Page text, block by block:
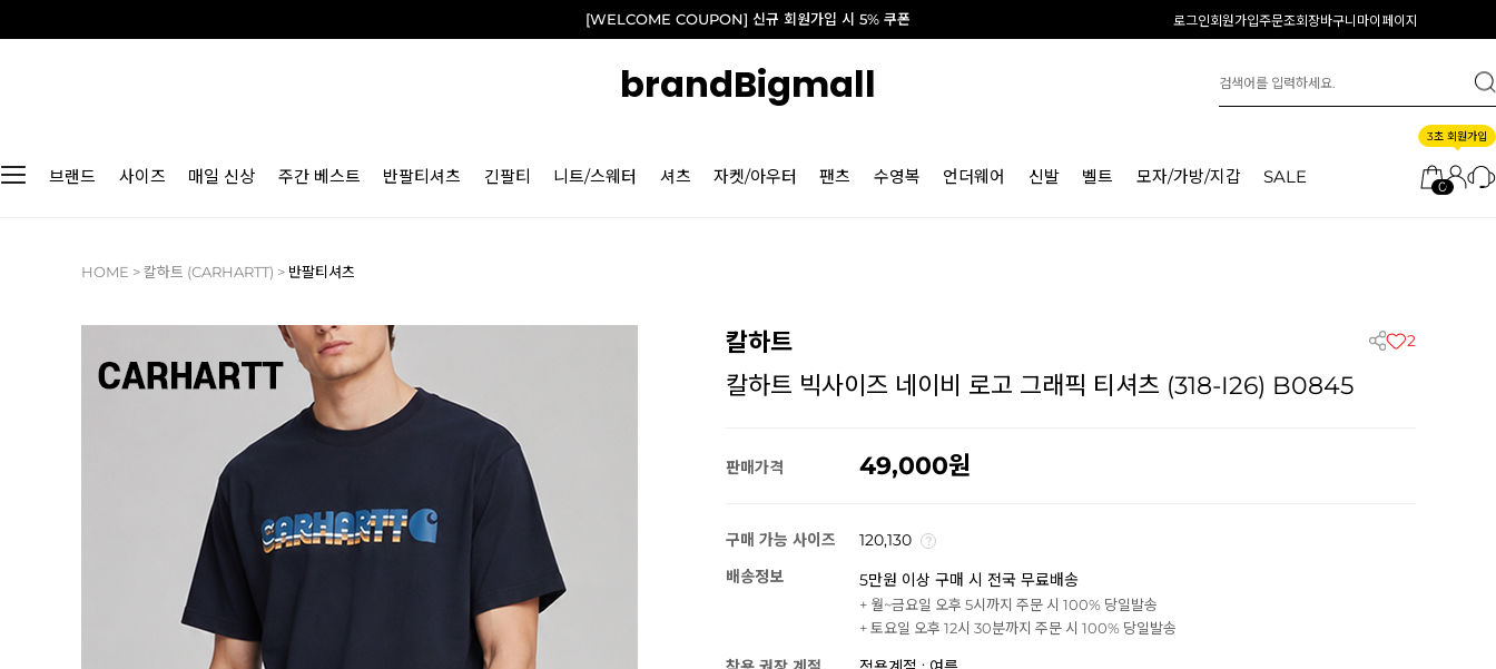
[WELCOME COUPON] 신규 회원가입 시 5% 쿠폰 로그인회원가입주문조회장바구니 마이페이지
brandBigmall
브랜드 사이즈 매일 신상 주간 베스트 반팔티셔츠 긴팔티 니트/스웨터 셔츠 자켓/아우터 팬츠 수영복 언더웨어 신발 벨트 모자/가방/지갑 SALE 0
3초 회원가입
HOME >칼하트 (CARHARTT) > 반팔티셔츠
칼하트 2
칼하트 빅사이즈 네이비 로고 그래픽 티셔츠 (318-I26) B0845
판매가격 49,000
구매 가능 사이즈
120,130
배송정보
5만원 이상 구매 시 전국 무료배송
+ 월~금요일 오후 5시까지 주문 시 100% 당일발송
+ 토요일 오후 12시 30분까지 주문 시 100% 당일발송